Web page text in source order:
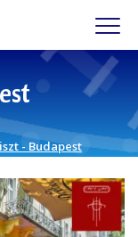
- Budapest